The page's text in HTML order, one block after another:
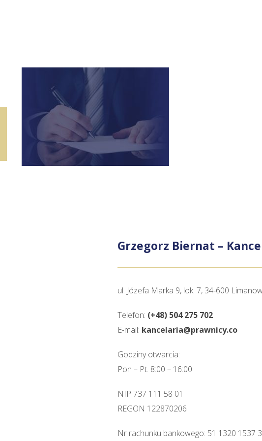
Grzegorz Biernat –
ul. Józefa Marka 9, lok. 7, 34-600
Telefon: (+48) 504 275 702
E-mail: kancelaria@prawnicy.co
Godziny otwarcia:
Pon – Pt. 8:00 – 16:00
NIP 737 111 58 01
REGON 122870206
Nr rachunku bankowego: 51 1320 1537